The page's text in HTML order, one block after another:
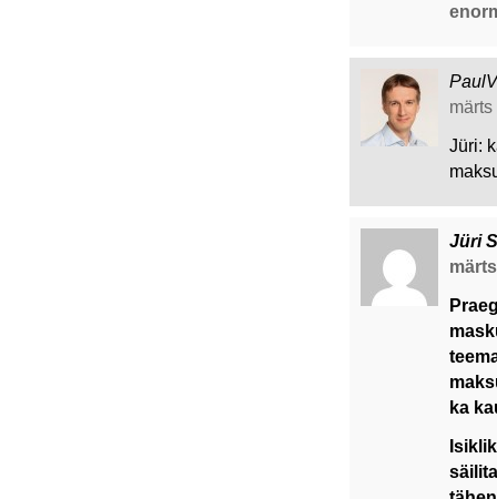
PaulV
Jüri:
Jüri
ka